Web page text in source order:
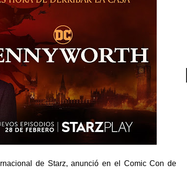
de Starz, anunció en el Comic Con de